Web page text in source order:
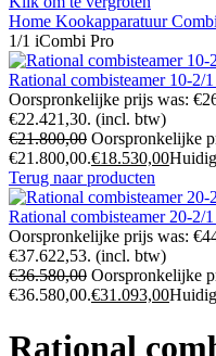
Home Kookapparatuur
1/1 iCombi Pro
Rational combisteamer 10-2/
Oorspronkelijke prijs was:
€22.421,30. (incl. btw)
€21.800,00 Oorspronkelijke
€21.800,00.€18.530,00
Terug naar producten
Rational combisteamer 20-2/
Oorspronkelijke prijs was:
€37.622,53. (incl. btw)
€36.580,00 Oorspronkelijke
€36.580,00.€31.093,00
Rational